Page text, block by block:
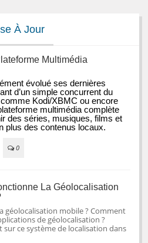
À Jour
Multimédia
évolué ses dernières
d’un simple concurrent du
Kodi/XBMC ou encore
multimédia complète
des séries, musiques, films et
plus des contenus locaux.
0
La Géolocalisation
géolocalisation mobile ? Comment
de géolocalisation ?
sur ce système de localisation dans